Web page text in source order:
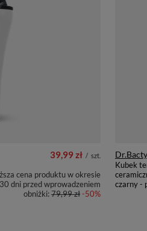
39,99 zł / szt.
cena produktu w okresie
30 dni przed wprowadzeniem
obniżki:79,99 zł-50%
Kubek
czarny -